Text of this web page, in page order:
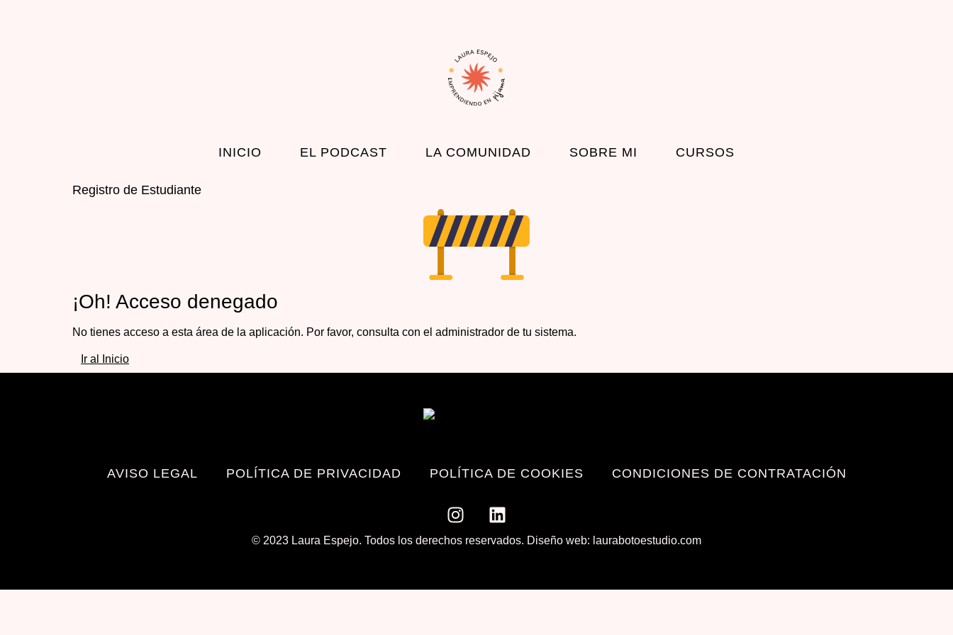
INICIO EL PODCAST LA COMUNIDAD SOBRE MI CURSOS
Registro de Estudiante
¡Oh! Acceso denegado
No tienes acceso a esta área de la aplicación. Por favor, consulta con el administrador de tu sistema.
Ir al Inicio
AVISO LEGAL POLÍTICA DE PRIVACIDAD POLÍTICA DE COOKIES CONDICIONES DE CONTRATACIÓN
© 2023 Laura Espejo. Todos los derechos reservados. Diseño web: laurabotoestudio.com